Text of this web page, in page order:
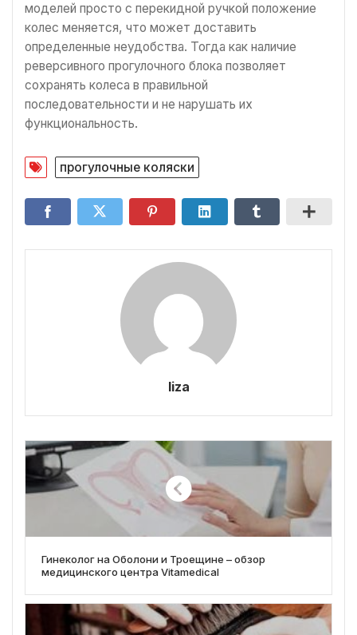
моделей просто с перекидной ручкой положение
колес меняется, что может доставить
определенные неудобства. Тогда как наличие
реверсивного прогулочного блока позволяет
сохранять колеса в правильной
последовательности и не нарушать их
функциональность.
прогулочные коляски
liza
Гинеколог на Оболони и Троещине – обзор
медицинского центра Vitamedical